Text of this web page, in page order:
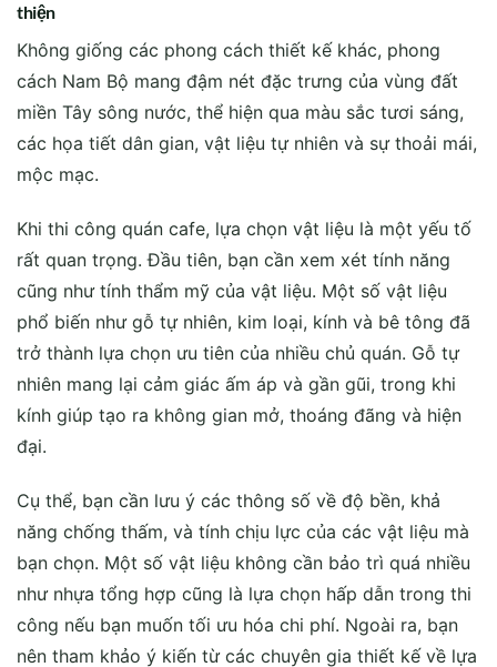
thiện
Không giống các phong cách thiết kế khác, phong
cách Nam Bộ mang đậm nét đặc trưng của vùng đất
miền Tây sông nước, thể hiện qua màu sắc tươi sáng,
các họa tiết dân gian, vật liệu tự nhiên và sự thoải mái,
mộc mạc.
Khi thi công quán cafe, lựa chọn vật liệu là một yếu tố
rất quan trọng. Đầu tiên, bạn cần xem xét tính năng
cũng như tính thẩm mỹ của vật liệu. Một số vật liệu
phổ biến như gỗ tự nhiên, kim loại, kính và bê tông đã
trở thành lựa chọn ưu tiên của nhiều chủ quán. Gỗ tự
nhiên mang lại cảm giác ấm áp và gần gũi, trong khi
kính giúp tạo ra không gian mở, thoáng đãng và hiện
đại.
Cụ thể, bạn cần lưu ý các thông số về độ bền, khả
năng chống thấm, và tính chịu lực của các vật liệu mà
bạn chọn. Một số vật liệu không cần bảo trì quá nhiều
như nhựa tổng hợp cũng là lựa chọn hấp dẫn trong thi
công nếu bạn muốn tối ưu hóa chi phí. Ngoài ra, bạn
nên tham khảo ý kiến từ các chuyên gia thiết kế về lựa